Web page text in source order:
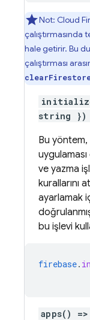
Not: Cloud
çalıştırmasında
hale getirir. Bu
çalıştırması
string })
Bu yöntem,
ve yazma
kurallarını
ayarlamak
bu işlevi
firebase.
apps()